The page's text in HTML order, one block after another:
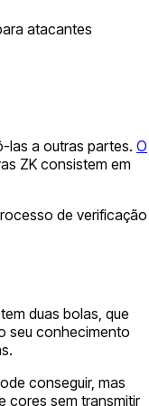
atacantes
las a outras partes. O
ZK consistem em
de verificação
duas bolas, que
seu conhecimento
conseguir, mas
cores sem transmitir